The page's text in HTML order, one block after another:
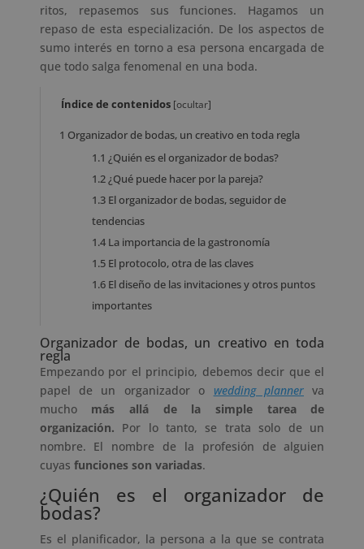
ritos, repasemos sus funciones. Hagamos un
repaso de esta especialización. De los aspectos de
sumo interés en torno a esa persona encargada de
que todo salga fenomenal en una boda.
Índice de contenidos [ocultar]
1 Organizador de bodas, un creativo en toda regla
1.1 ¿Quién es el organizador de bodas?
1.2¿Qué puede hacer por la pareja?
1.3El organizador de bodas, seguidor de
tendencias
1.4La importancia de la gastronomía
1.5El protocolo, otra de las claves
1.6El diseño de las invitaciones y otros puntos
importantes
Organizador de bodas, un creativo en toda
regla
Empezando por el principio, debemos decir que el
papel de un organizador o wedding planner va
mucho más allá de la simple tarea de
organización. Por lo tanto, se trata solo de un
nombre. El nombre de la profesión de alguien
cuyas funciones son variadas.
¿Quién es el organizador de
bodas?
Es el planificador, la persona a la que se contrata